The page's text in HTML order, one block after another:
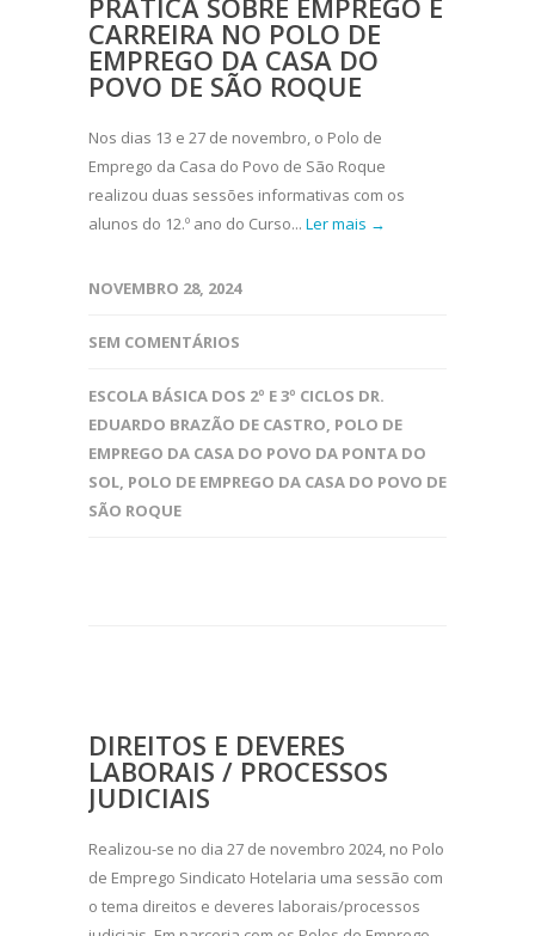
PRÁTICA SOBRE EMPREGO E
CARREIRA NO POLO DE
EMPREGO DA CASA DO
POVO DE SÃO ROQUE
Nos dias 13 e 27 de novembro, o Polo de
Emprego da Casa do Povo de São Roque
realizou duas sessões informativas com os
alunos do 12.º ano do Curso... Ler mais →
NOVEMBRO 28, 2024
SEM COMENTÁRIOS
ESCOLA BÁSICA DOS 2º E 3º CICLOS DR.
EDUARDO BRAZÃO DE CASTRO, POLO DE
EMPREGO DA CASA DO POVO DA PONTA DO
SOL, POLO DE EMPREGO DA CASA DO POVO DE
SÃO ROQUE
DIREITOS E DEVERES
LABORAIS / PROCESSOS
JUDICIAIS
Realizou-se no dia 27 de novembro 2024, no Polo
de Emprego Sindicato Hotelaria uma sessão com
o tema direitos e deveres laborais/processos